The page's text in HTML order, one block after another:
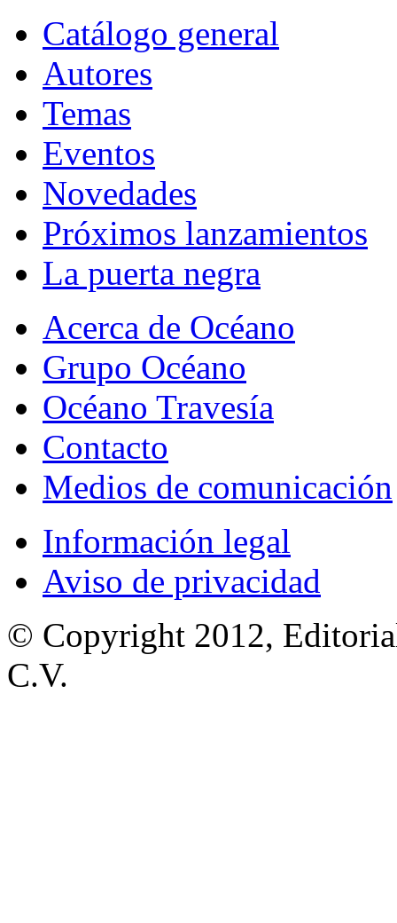
Catálogo general
Autores
Temas
Eventos
Novedades
Próximos lanzamientos
La puerta negra
Acerca de Océano
Grupo Océano
Océano Travesía
Contacto
Medios de comunicación
Información legal
Aviso de privacidad
© Copyright 2012,
C.V.